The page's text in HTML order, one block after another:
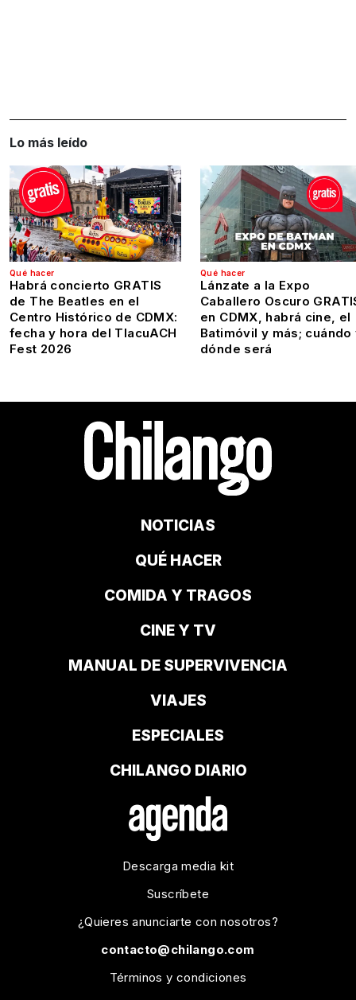
Lo más leído
Qué hacer
Habrá concierto GRATIS
de The Beatles en el
Centro Histórico de CDMX:
fecha y hora del TlacuACH
Fest 2026
Qué hacer
Lánzate a la Expo
Caballero Oscuro
en CDMX, habrá cine, el
Batimóvil y más; cuándo
dónde será
NOTICIAS
QUÉ HACER
COMIDA Y TRAGOS
CINE Y TV
MANUAL DE SUPERVIVENCIA
VIAJES
ESPECIALES
CHILANGO DIARIO
Descarga media kit
Suscríbete
¿Quieres anunciarte con nosotros?
contacto@chilango.com
Términos y condiciones